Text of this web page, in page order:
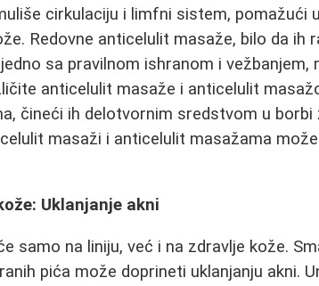
cirkulaciju i limfni sistem, pomažući
Redovne anticelulit masaže, bilo da ih
sa pravilnom ishranom i vežbanjem,
anticelulit masaže i anticelulit
čineći ih delotvornim sredstvom u
masaži i anticelulit masažama
Uklanjanje akni
samo na liniju, već i na zdravlje kože.
pića može doprineti uklanjanju akni.